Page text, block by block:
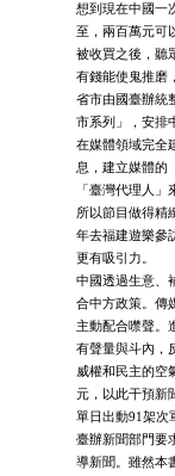
想到現在中國一
至，兩百萬元可
被收買之後，聽
有錢能使鬼推磨
省市由國臺辦統
市系列」，安排
在媒體領域完全
息，建立媒體的
「臺灣代理人
所以節目做得精
年去福建遊樂參
更有吸引力。
中國透過生意、
合中方政策。傳
主動配合噤聲。
有聲量與斗內，
威權和民主的空
元，以此干預新
單日出動91架次
臺辦新聞部門要
導新聞。雖然本